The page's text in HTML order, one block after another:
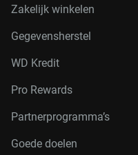
Zakelijk winkelen
Gegevensherstel
WD Kredit
Pro Rewards
Partnerprogramma’s
Goede doelen